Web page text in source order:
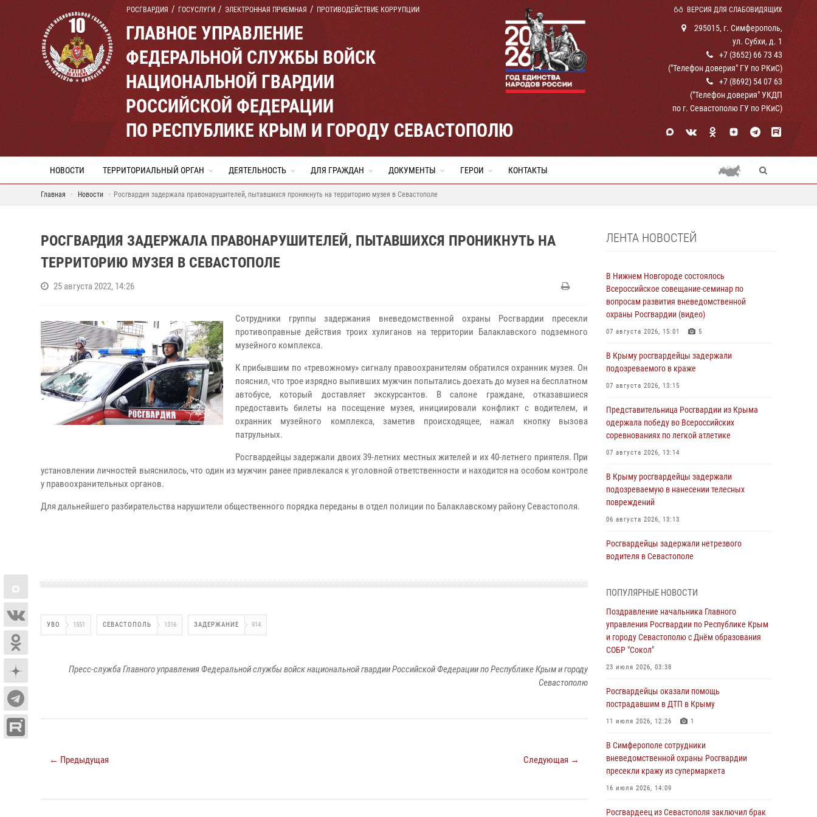
РОСГВАРДИЯ ГОСУСЛУГИ ЭЛЕКТРОННАЯ ПРИЕМНАЯ ПРОТИВОДЕЙСТВИЕ КОРРУПЦИИ ВЕРСИЯ ДЛЯ СЛАБОВИДЯЩИХ
ГЛАВНОЕ УПРАВЛЕНИЕ
ФЕДЕРАЛЬНОЙ СЛУЖБЫ ВОЙСК
НАЦИОНАЛЬНОЙ ГВАРДИИ
РОССИЙСКОЙ ФЕДЕРАЦИИ
ПО РЕСПУБЛИКЕ КРЫМ И ГОРОДУ СЕВАСТОПОЛЮ
295015, г. Симферополь,
ул. Субхи, д. 1
+7 (3652) 66 73 43
("Телефон доверия" ГУ по РКиС)
+7 (8692) 54 07 63
("Телефон доверия" УКДП
по г. Севастополю ГУ по РКиС)
НОВОСТИ ТЕРРИТОРИАЛЬНЫЙ ОРГАН ДЕЯТЕЛЬНОСТЬ ДЛЯ ГРАЖДАН ДОКУМЕНТЫ ГЕРОИ КОНТАКТЫ
Главная Новости Росгвардия задержала правонарушителей, пытавшихся проникнуть на территорию музея в Севастополе
РОСГВАРДИЯ ЗАДЕРЖАЛА ПРАВОНАРУШИТЕЛЕЙ, ПЫТАВШИХСЯ ПРОНИКНУТЬ НА
ТЕРРИТОРИЮ МУЗЕЯ В СЕВАСТОПОЛЕ
25 августа 2022, 14:26
Сотрудники группы задержания вневедомственной охраны Росгвардии пресекли
противоправные действия троих хулиганов на территории Балаклавского подземного
музейного комплекса.
К прибывшим по «тревожному» сигналу правоохранителям обратился охранник музея. Он
пояснил, что трое изрядно выпивших мужчин попытались доехать до музея на бесплатном
автобусе, который доставляет экскурсантов. В салоне граждане, отказавшиеся
предоставить билеты на посещение музея, инициировали конфликт с водителем, и
охранник музейного комплекса, заметив происходящее, нажал кнопку вызова
патрульных.
Росгвардейцы задержали двоих 39-летних местных жителей и их 40-летнего приятеля. При
установлении личностей выяснилось, что один из мужчин ранее привлекался к уголовной ответственности и находится на особом контроле
у правоохранительных органов.
Для дальнейшего разбирательства нарушители общественного порядка переданы в отдел полиции по Балаклавскому району Севастополя.
УВО 1551 СЕВАСТОПОЛЬ 1316 ЗАДЕРЖАНИЕ 914
Пресс-служба Главного управления Федеральной службы войск национальной гвардии Российской Федерации по Республике Крым и городу
Севастополю
← Предыдущая Следующая →
ЛЕНТА НОВОСТЕЙ
В Нижнем Новгороде состоялось
Всероссийское совещание-семинар по
вопросам развития вневедомственной
охраны Росгвардии (видео)
07 августа 2026, 15:01 5
В Крыму росгвардейцы задержали
подозреваемого в краже
07 августа 2026, 13:15
Представительница Росгвардии из Крыма
одержала победу во Всероссийских
соревнованиях по легкой атлетике
07 августа 2026, 13:14
В Крыму росгвардейцы задержали
подозреваемую в нанесении телесных
повреждений
06 августа 2026, 13:13
Росгвардейцы задержали нетрезвого
водителя в Севастополе
Росгвардейцы в Севастополе дважды
задержали крымчанина при попытке кражи
04 августа 2026, 12:52
В Симферополе сотрудники Росгвардии
задержали нетрезвого мужчину
Росгвардия в Крыму и Севастополе
задержала ряд правонарушителей
В Симферополе росгвардейцы задержали
гражданина, подозреваемого в совершении
серии краж
ПОПУЛЯРНЫЕ НОВОСТИ
Поздравление начальника Главного
управления Росгвардии по Республике Крым
и городу Севастополю с Днём образования
СОБР "Сокол"
23 июля 2026, 03:38
Росгвардейцы оказали помощь
пострадавшим в ДТП в Крыму
11 июля 2026, 12:26 1
В Симферополе сотрудники
вневедомственной охраны Росгвардии
пресекли кражу из супермаркета
16 июля 2026, 14:09
Росгвардеец из Севастополя заключил брак